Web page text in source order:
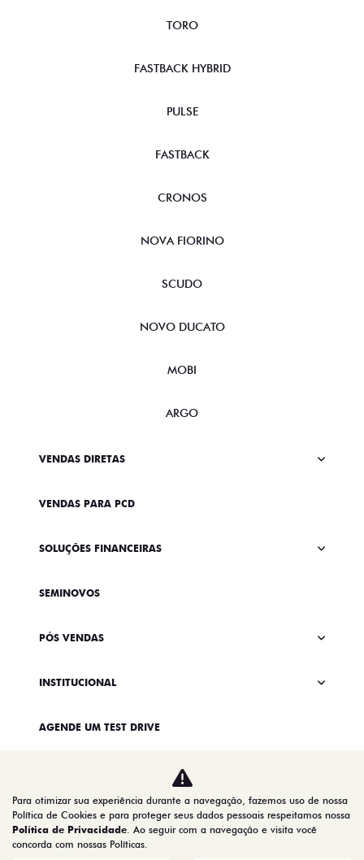
TORO
FASTBACK HYBRID
PULSE
FASTBACK
CRONOS
NOVA FIORINO
SCUDO
NOVO DUCATO
MOBI
ARGO
VENDAS DIRETAS
VENDAS PARA PCD
SOLUÇÕES FINANCEIRAS
SEMINOVOS
PÓS VENDAS
INSTITUCIONAL
AGENDE UM TEST DRIVE
Para otimizar sua experiência durante a navegação, fazemos uso de nossa
Política de Cookies e para proteger seus dados pessoais respeitamos nossa
Política de Privacidade. Ao seguir com a navegação e visita você
concorda com nossas Políticas.